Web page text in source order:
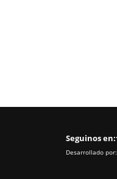
Seguinos en:
Desarrollado por: